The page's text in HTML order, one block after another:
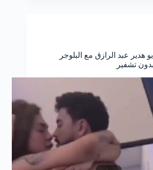
هدير عبد الرازق مع البلوجر